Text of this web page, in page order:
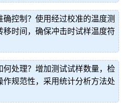
控制？使用经过校准的温度测
移时间，确保冲击时试样温度符
何处理？增加测试试样数量，检
规范性，采用统计分析方法处